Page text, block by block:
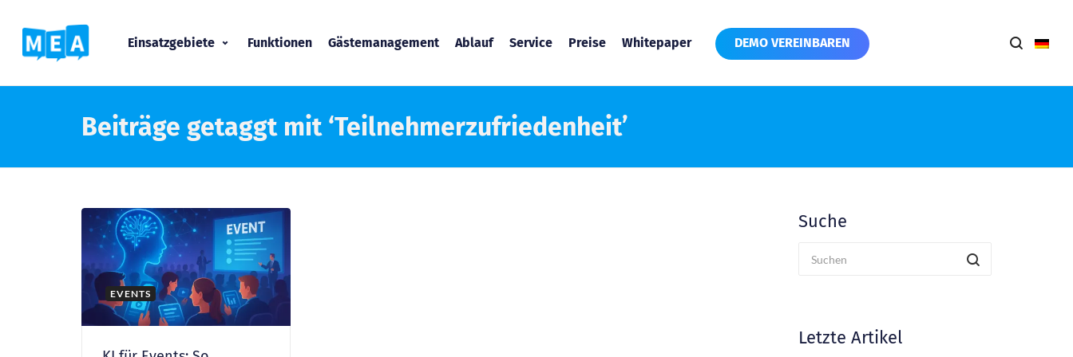
Einsatzgebiete Funktionen Gästemanagement Ablauf Service Preise Whitepaper DEMO VEREINBAREN
Beiträge getaggt mit ‘Teilnehmerzufriedenheit’
EVENTS
Suche
Letzte Artikel